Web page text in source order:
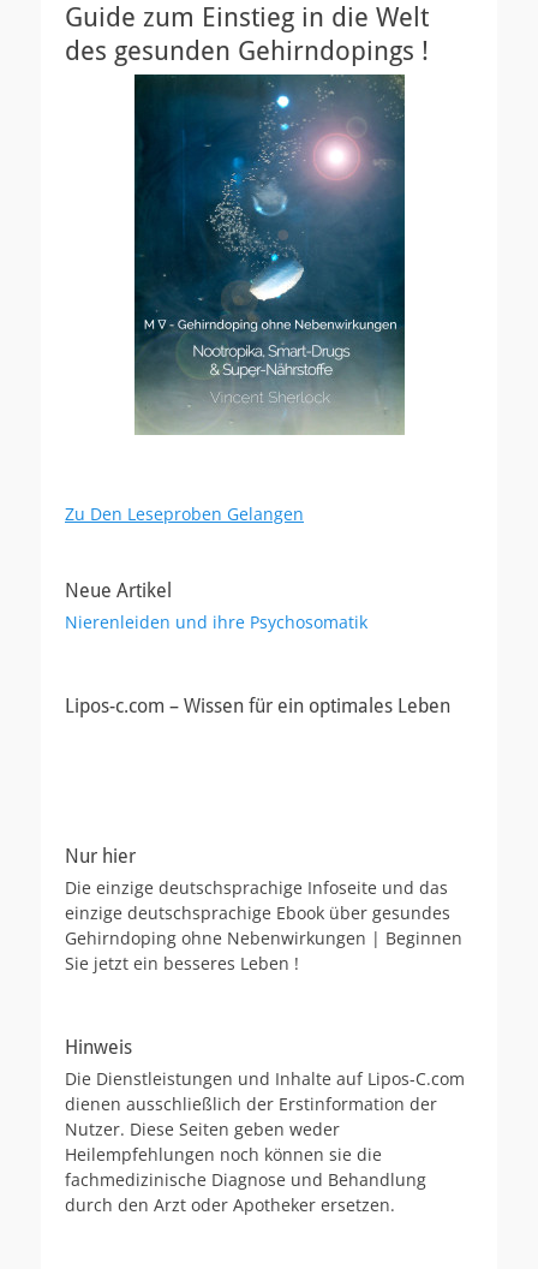
Guide zum Einstieg in die Welt
des gesunden Gehirndopings !
Zu Den Leseproben Gelangen
Neue Artikel
Nierenleiden und ihre Psychosomatik
Lipos-c.com – Wissen für ein optimales Leben
Nur hier
Die einzige deutschsprachige Infoseite und das
einzige deutschsprachige Ebook über gesundes
Gehirndoping ohne Nebenwirkungen | Beginnen
Sie jetzt ein besseres Leben !
Hinweis
Die Dienstleistungen und Inhalte auf Lipos-C.com
dienen ausschließlich der Erstinformation der
Nutzer. Diese Seiten geben weder
Heilempfehlungen noch können sie die
fachmedizinische Diagnose und Behandlung
durch den Arzt oder Apotheker ersetzen.